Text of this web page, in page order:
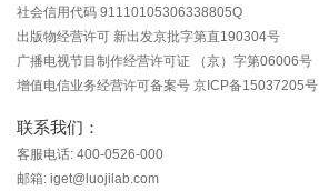
社会信用代码 91110105306338805Q
出版物经营许可 新出发京批字第直190304号
广播电视节目制作经营许可证 （京）字第06006号
增值电信业务经营许可备案号 京ICP备15037205号
联系我们：
客服电话: 400-0526-000
邮箱: iget@luojilab.com